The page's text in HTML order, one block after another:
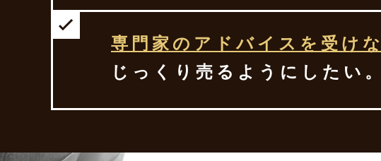
専門家のアドバイスを受け
じっくり売るようにしたい。